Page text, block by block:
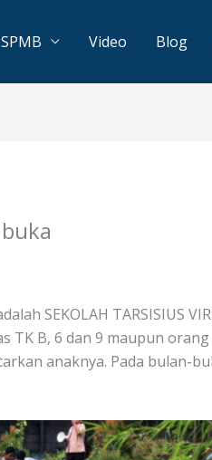
SPMB Video Blog
SEKOLAH TARSISIUS
TK B, 6 dan 9 maupun
anaknya. Pada bulan-